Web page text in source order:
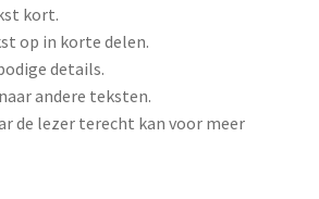
kort.
op in korte delen.
details.
andere teksten.
de lezer terecht kan voor meer